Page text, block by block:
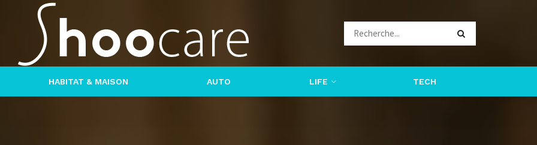
HABITAT & MAISON AUTO LIFE TECH